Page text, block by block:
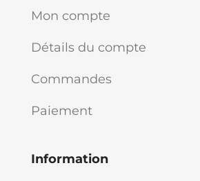
Mon compte
Détails du compte
Commandes
Paiement
Information